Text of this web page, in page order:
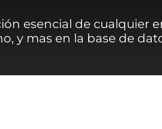
esencial de cualquier
y mas en la base de